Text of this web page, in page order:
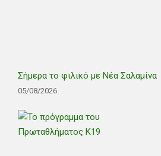
Σήμερα το φιλικό με Νέα Σαλαμίνα
05/08/2026